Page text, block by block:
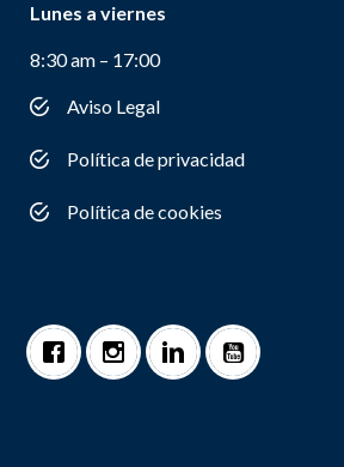
Lunes a viernes
8:30 am – 17:00
Aviso Legal
Política de privacidad
Política de cookies